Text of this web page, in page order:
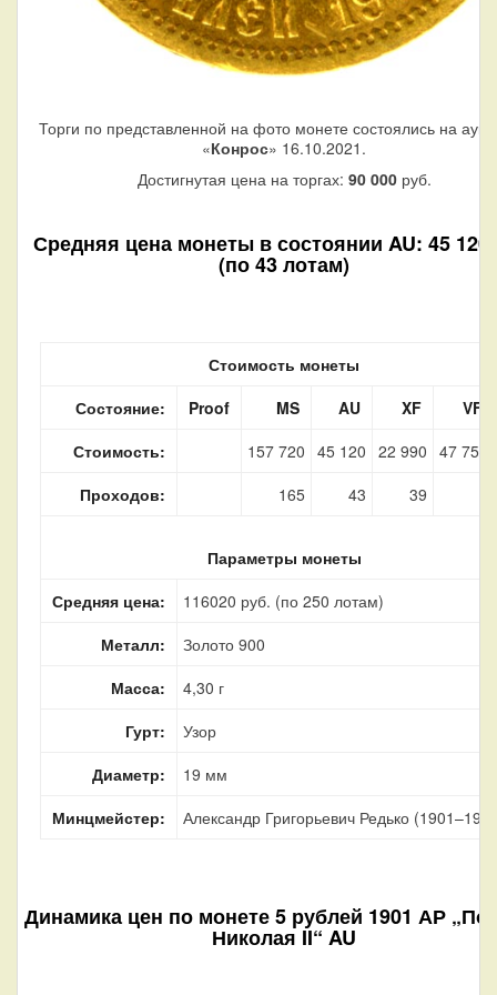
Торги по представленной на фото монете состоялись на
«Конрос» 16.10.2021.
Достигнутая цена на торгах: 90 000руб.
Средняя цена монеты в состоянии AU: 45 120
(по 43 лотам)
Стоимость монеты
Состояние:
Proof MS AU XF
VF
Стоимость:
157 720 45 120 22 990 47 750
Проходов:
165 43 39
Параметры монеты
Средняя цена:
116020 руб. (по 250 лотам)
Металл:
Золото 900
Масса:
4,30 г
Гурт:
Узор
Диаметр:
19 мм
Минцмейстер:
Александр Григорьевич Редько
Динамика цен по монете5 рублей 1901 АР
Николая II“ AU